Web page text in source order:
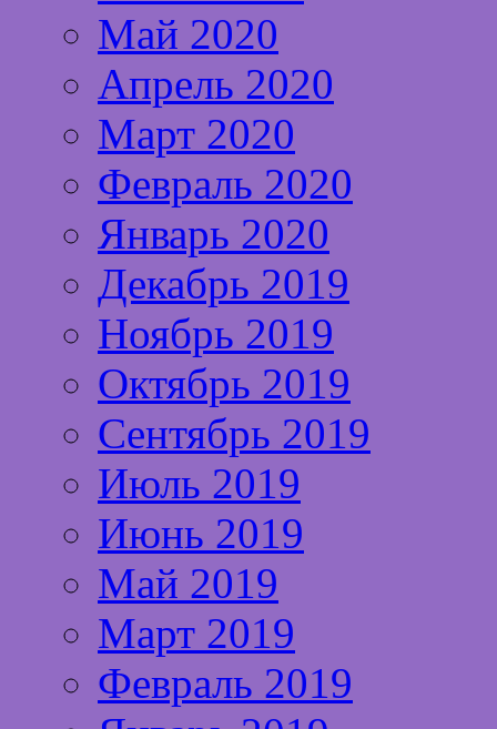
Май 2020
Апрель 2020
Март 2020
Февраль 2020
Январь 2020
Декабрь 2019
Ноябрь 2019
Октябрь 2019
Сентябрь 2019
Июль 2019
Июнь 2019
Май 2019
Март 2019
Февраль 2019